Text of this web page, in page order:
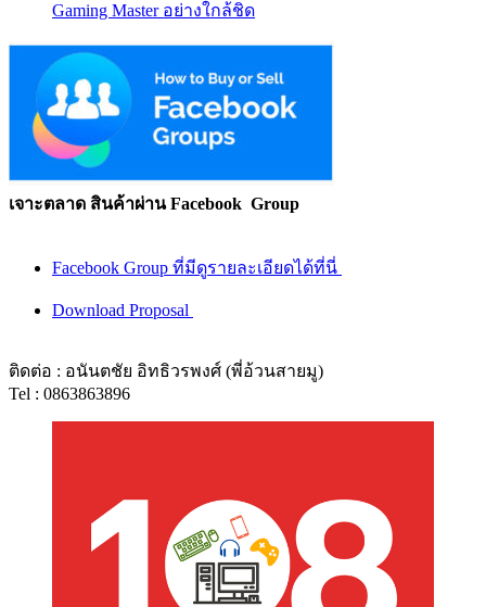
Gaming Master อย่างใกล้ชิด
เจาะตลาด สินค้าผ่าน Facebook Group
Facebook Group ที่มีดูรายละเอียดได้ที่นี่
Download Proposal
ติดต่อ : อนันตชัย อิทธิวรพงศ์ (พี่อ้วนสายมู)
Tel : 0863863896